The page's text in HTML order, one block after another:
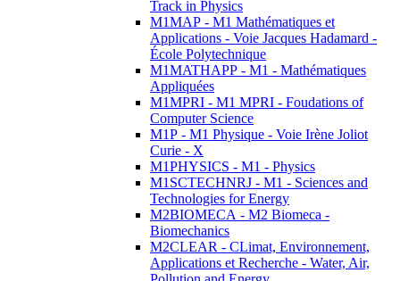
Track in Physics
M1MAP - M1 Mathématiques et
Applications - Voie Jacques Hadamard -
École Polytechnique
M1MATHAPP - M1 - Mathématiques
Appliquées
M1MPRI - M1 MPRI - Foudations of
Computer Science
M1P - M1 Physique - Voie Irène Joliot
Curie - X
M1PHYSICS - M1 - Physics
M1SCTECHNRJ - M1 - Sciences and
Technologies for Energy
M2BIOMECA - M2 Biomeca -
Biomechanics
M2CLEAR - CLimat, Environnement,
Applications et Recherche - Water, Air,